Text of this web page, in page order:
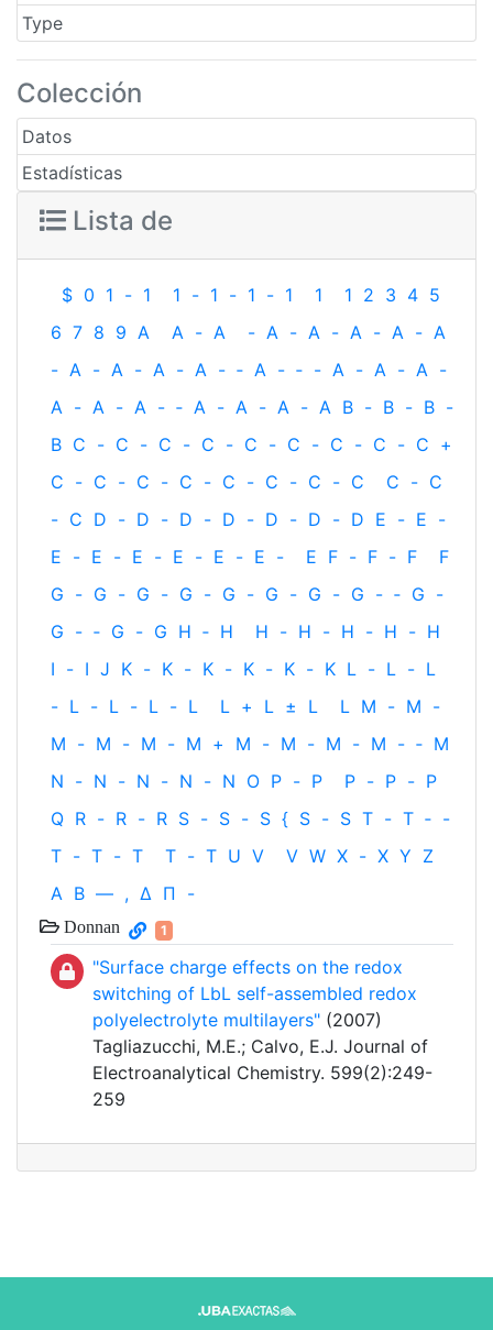
Type
Colección
Datos
Estadísticas
Lista de
$ 0 1 - 1 1 - 1 - 1 - 1 1 1 2 3 4 5
6 7 8 9 A A - A - A - A - A - A - A
- A - A - A - A - ‐ A - ‐ - A - A - A -
A - A - A - ‐ A - A - A - A B - B - B -
B C - C - C - C - C - C - C - C - C +
C - C - C - C - C - C - C - C C - C
- C D - D - D - D - D - D - D E - E -
E - E - E - E - E - E - E F - F - F
F
G - G - G - G - G - G - G - G - ‐ G -
G - ‐ G - G H ‐ H H - H - H - H - H
I - I J K - K - K - K - K - K L - L - L
- L - L - L - L L + L ± L L M - M -
M - M - M - M + M - M - M - M - ‐ M
N - N - N - N - N O P - P P - P - P
Q R - R - R S - S - S { S - S T - T ‐ -
T - T - T T - T U V V W X - X Y Z
Α Β — , Δ Π -
Donnan 1
"Surface charge effects on the redox
switching of LbL self-assembled redox
polyelectrolyte multilayers" (2007)
Tagliazucchi, M.E.; Calvo, E.J. Journal of
Electroanalytical Chemistry. 599(2):249-
259